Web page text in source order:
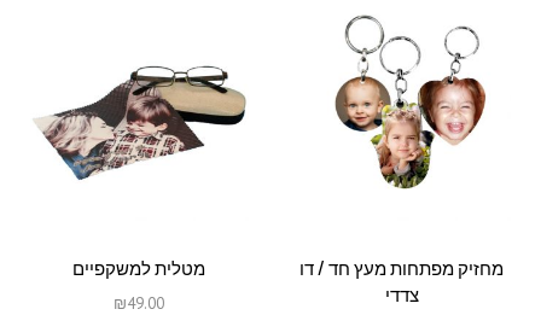
מחזיק מפתחות מעץ חד / דו
צדדי
מטלית למשקפיים
₪49.00